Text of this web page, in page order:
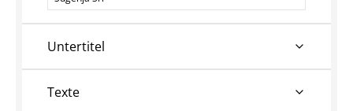
Untertitel
Texte